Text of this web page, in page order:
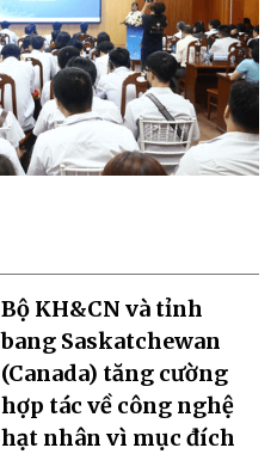
Bộ KH&CN và tỉnh
bang Saskatchewan
(Canada) tăng cường
hợp tác về công nghệ
hạt nhân vì mục đích